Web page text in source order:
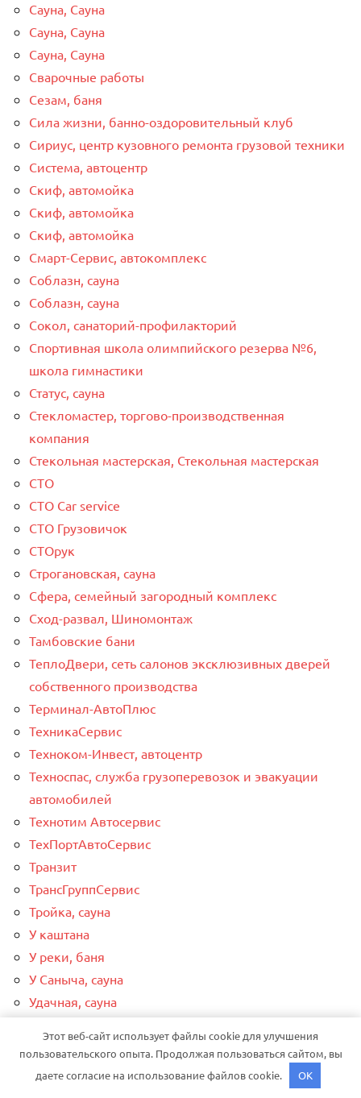
Сауна, Сауна
Сауна, Сауна
Сауна, Сауна
Сварочные работы
Сезам, баня
Сила жизни, банно-оздоровительный клуб
Сириус, центр кузовного ремонта грузовой техники
Система, автоцентр
Скиф, автомойка
Скиф, автомойка
Скиф, автомойка
Смарт-Сервис, автокомплекс
Соблазн, сауна
Соблазн, сауна
Сокол, санаторий-профилакторий
Спортивная школа олимпийского резерва №6,
школа гимнастики
Статус, сауна
Стекломастер, торгово-производственная
компания
Стекольная мастерская, Стекольная мастерская
СТО
СТО Car service
СТО Грузовичок
СТОрук
Строгановская, сауна
Сфера, семейный загородный комплекс
Сход-развал, Шиномонтаж
Тамбовские бани
ТеплоДвери, сеть салонов эксклюзивных дверей
собственного производства
Терминал-АвтоПлюс
ТехникаСервис
Техноком-Инвест, автоцентр
Техноспас, служба грузоперевозок и эвакуации
автомобилей
Технотим Автосервис
ТехПортАвтоСервис
Транзит
ТрансГруппСервис
Тройка, сауна
У каштана
У реки, баня
У Саныча, сауна
Удачная, сауна
Этот веб-сайт использует файлы cookie для улучшения
пользовательского опыта. Продолжая пользоваться сайтом, вы
даете согласие на использование файлов cookie.
OK